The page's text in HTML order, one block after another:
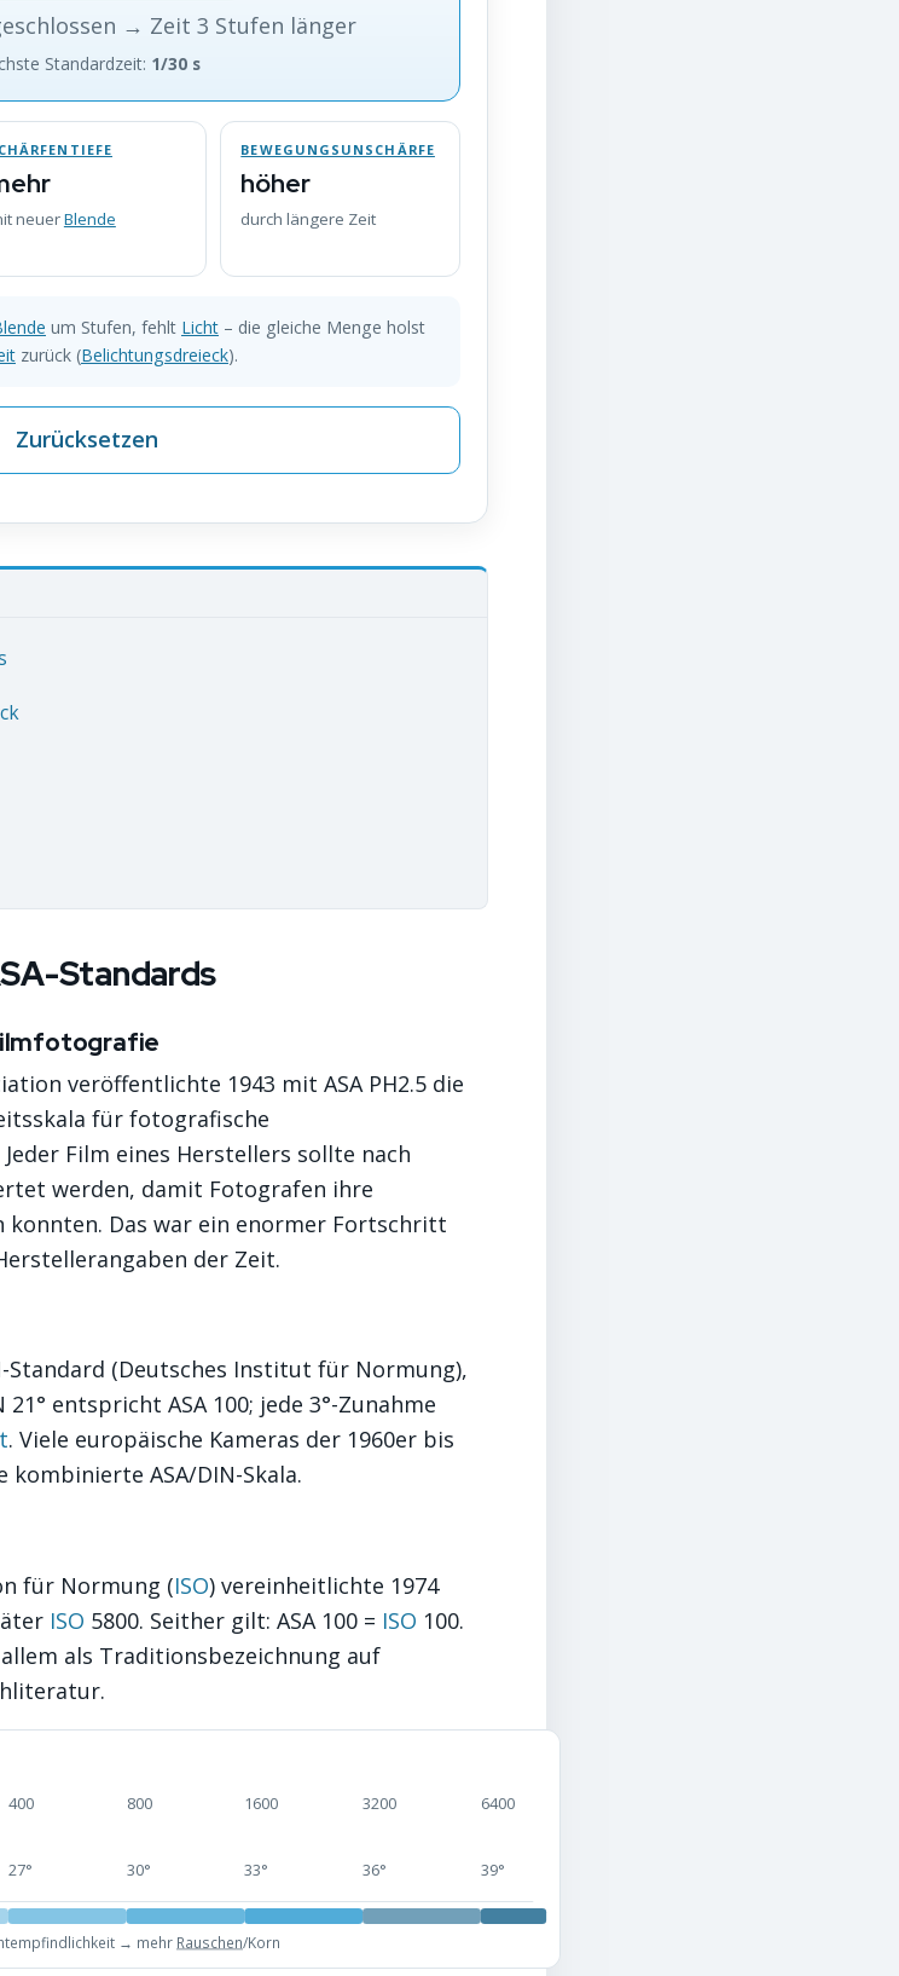
→ Zeit 3 Stufen länger
Standardzeit: 1/30 s
neuerBlende
BEWEGUNGSUNSCHÄRFE
höher
durch längere Zeit
um Stufen, fehlt Licht– die gleiche Menge holst
zurück (Belichtungsdreieck).
Zurücksetzen
Standards
veröffentlichte 1943 mit ASA PH2.5 die
für fotografische
Film eines Herstellers sollte nach
werden, damit Fotografen ihre
konnten. Das war ein enormer Fortschritt
der Zeit.
Standard (Deutsches Institut für Normung),
entspricht ASA 100; jede 3°-Zunahme
. Viele europäische Kameras der 1960er bis
kombinierte ASA/DIN-Skala.
für Normung (ISO) vereinheitlichte 1974
ISO 5800. Seither gilt: ASA 100 = ISO 100.
als Traditionsbezeichnung auf
400 800 1600 3200 6400
27° 30° 33° 36° 39°
→ mehr Rauschen/Korn